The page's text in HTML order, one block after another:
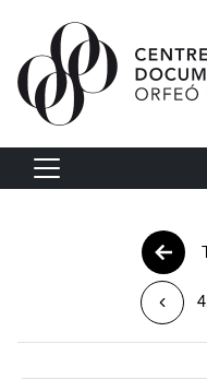
Vés al contingut
Navegació